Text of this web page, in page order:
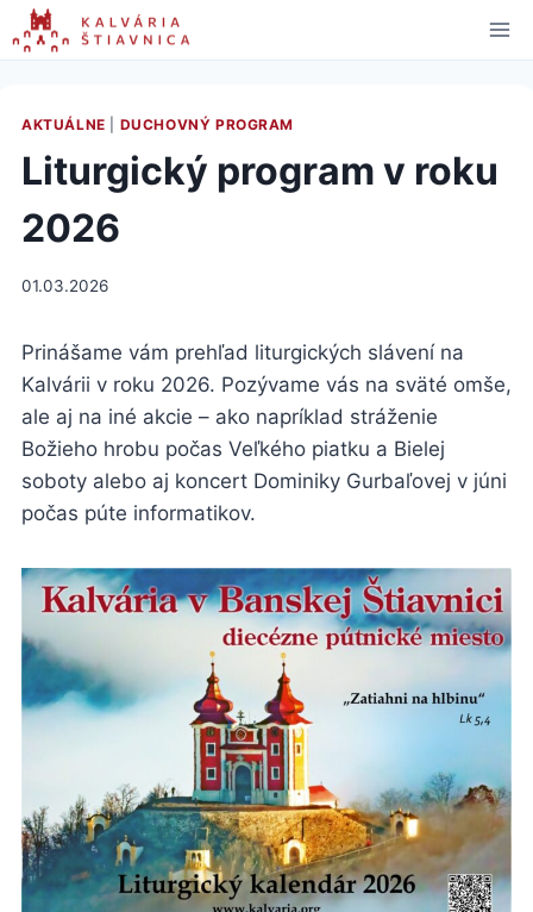
Skip
to
AKTUÁLNE DUCHOVNÝ PROGRAM
Liturgický program v roku
2026
01.03.2026
Prinášame vám prehľad liturgických slávení na
Kalvárii v roku 2026. Pozývame vás na sväté omše,
ale aj na iné akcie – ako napríklad stráženie
Božieho hrobu počas Veľkého piatku a Bielej
soboty alebo aj koncert Dominiky Gurbaľovej v júni
počas púte informatikov.